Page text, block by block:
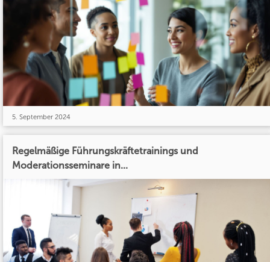
5. September 2024
Regelmäßige Führungskräftetrainings und
Moderationsseminare in...